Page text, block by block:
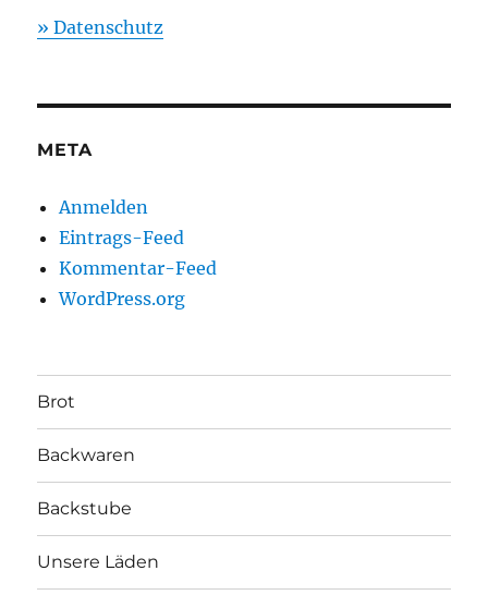
» Datenschutz
META
Anmelden
Eintrags-Feed
Kommentar-Feed
WordPress.org
Brot
Backwaren
Backstube
Unsere Läden